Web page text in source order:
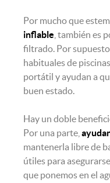
Por mucho que
inflable , también es
filtrado. Por
habituales de
portátil y ayudan a
buen estado.
Hay un doble
Por una parte,
mantenerla libre de
útiles para
que ponemos en el